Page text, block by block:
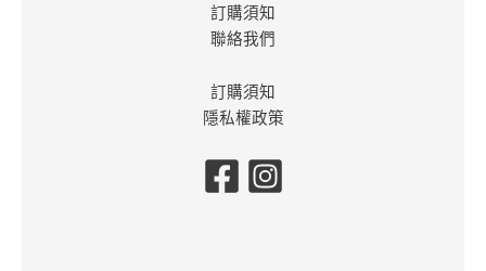
訂購須知
聯絡我們
訂購須知
隱私權政策